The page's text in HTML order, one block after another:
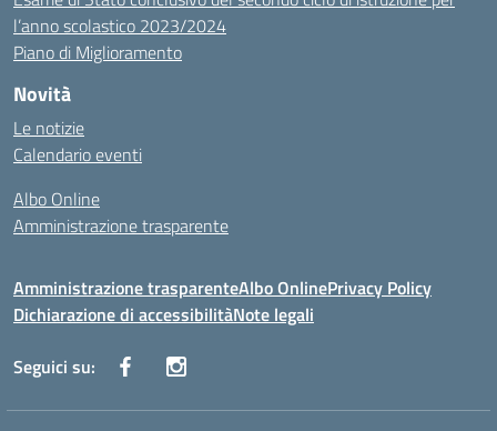
l’anno scolastico 2023/2024
Piano di Miglioramento
Novità
Le notizie
Calendario eventi
Albo Online
Amministrazione trasparente
Amministrazione trasparenteAlbo OnlinePrivacy Policy
Dichiarazione di accessibilitàNote legali
Seguici su: